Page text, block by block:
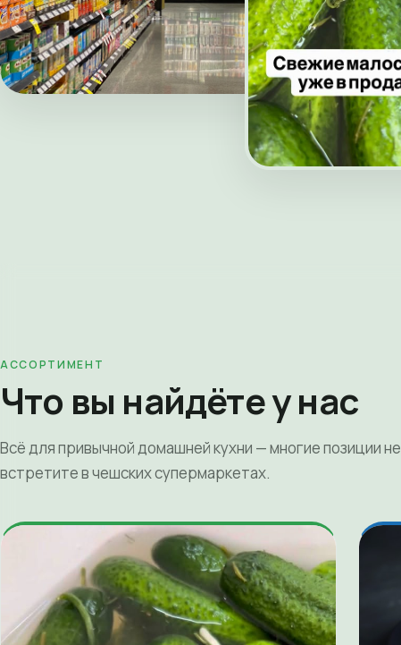
АССОРТИМЕНТ
Что вы найдёте у нас
Всё для привычной домашней кухни — многие позиции не
встретите в чешских супермаркетах.